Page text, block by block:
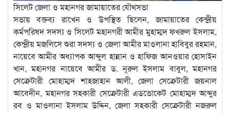
সিলেট জেলা ও মহানগর জামায়াতের যৌথসভা
সভায় বক্তব্য রাখেন ও উপস্থিত ছিলেন, জামায়াতের কেন্দ্রীয়
কর্মপরিষদ সদস্য ও সিলেট মহানগরী আমীর মুহাম্মদ ফখরুল ইসলাম,
কেন্দ্রীয় মজলিসে শুরা সদস্য ও জেলা আমীর মাওলানা হাবিবুর রহমান,
নায়েবে আমীর অধ্যাপক আব্দুল হান্নান ও হাফিজ আনওয়ার হোসাইন
খান, মহানগর নায়েবে আমীর ড. নূরুল ইসলাম বাবুল, মহানগর
সেক্রেটারী মোহাম্মদ শাহজাহান আলী, জেলা সেক্রেটারী জয়নাল
আবেদীন, মহানগর সহকারী সেক্রেটারী এডভোকেট মোহাম্মদ আব্দুর
রব ও মাওলানা ইসলাম উদ্দিন, জেলা সহকারী সেক্রেটারী নজরুল